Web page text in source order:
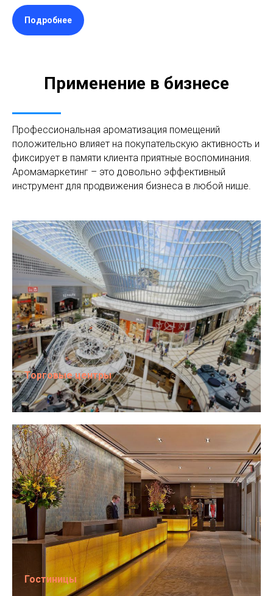
Подробнее
Применение в бизнесе
Профессиональная ароматизация помещений
положительно влияет на покупательскую активность и
фиксирует в памяти клиента приятные воспоминания.
Аромамаркетинг – это довольно эффективный
инструмент для продвижения бизнеса в любой нише.
Торговые центры
Гостиницы